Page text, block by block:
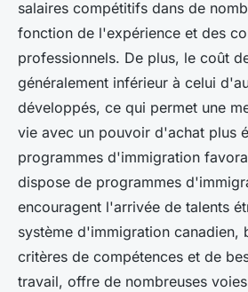
salaires compétitifs dans de
fonction de l'expérience et des
professionnels. De plus, le coût
généralement inférieur à celui
développés, ce qui permet une
vie avec un pouvoir d'achat plus
programmes d'immigration
dispose de programmes
encouragent l'arrivée de talents
système d'immigration canadien,
critères de compétences et de
travail, offre de nombreuses